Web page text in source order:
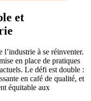
et
l’industrie à se réinventer.
en place de pratiques
Le défi est double :
en café de qualité, et
équitable aux